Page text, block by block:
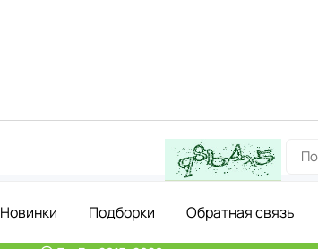
Новинки Подборки Обратная связь